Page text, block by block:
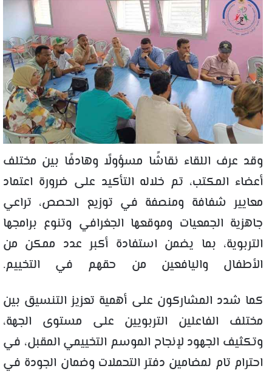
وقد عرف اللقاء نقاشًا مسؤولًا وهادفًا بين مختلف
أعضاء المكتب، تم خلاله التأكيد على ضرورة اعتماد
معايير شفافة ومنصفة في توزيع الحصص، تراعي
جاهزية الجمعيات وموقعها الجغرافي وتنوع برامجها
التربوية، بما يضمن استفادة أكبر عدد ممكن من
الأطفال واليافعين من حقهم في التخييم.
كما شدد المشاركون على أهمية تعزيز التنسيق بين
مختلف الفاعلين التربويين على مستوى الجهة،
وتكثيف الجهود لإنجاح الموسم التخييمي المقبل، في
احترام تام لمضامين دفتر التحملات وضمان الجودة في